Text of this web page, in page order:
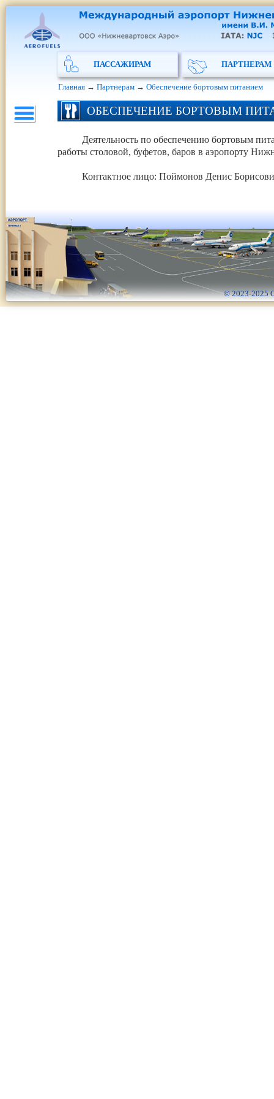
ПАССАЖИРАМ ПАРТНЕРАМ
Главная → Партнерам → Обеспечение бортовым питанием
ОБЕСПЕЧЕНИЕ БОРТОВЫМ
Деятельность по обеспечению бортовым
работы столовой, буфетов, баров в аэропорту
Контактное лицо: Поймонов Денис
© 2023-